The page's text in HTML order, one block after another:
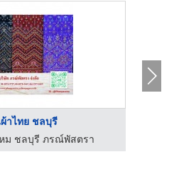
าไทย ชลบุรี
ม ชลบุรี ภรณ์พัสตรา